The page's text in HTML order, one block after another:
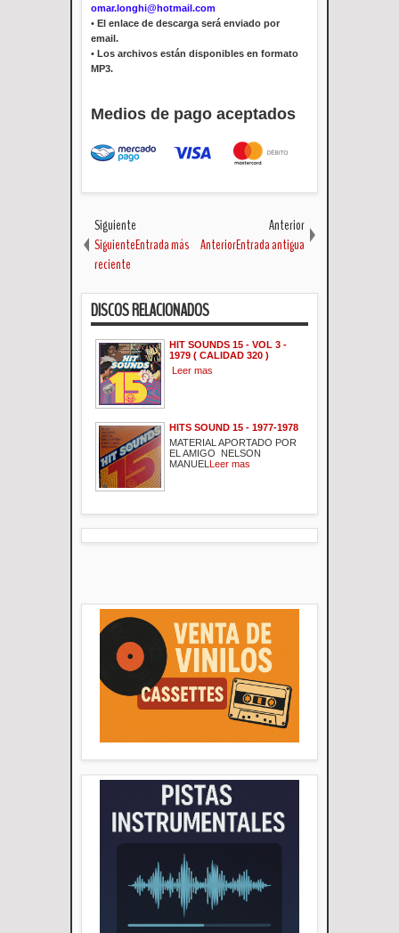
omar.longhi@hotmail.com
• El enlace de descarga será enviado por
email.
• Los archivos están disponibles en formato
MP3.
Medios de pago aceptados
Siguiente
SiguienteEntrada más
reciente
Anterior
AnteriorEntrada antigua
DISCOS RELACIONADOS
HIT SOUNDS 15 - VOL 3 -
1979 ( CALIDAD 320 )
Leer mas
HITS SOUND 15 - 1977-1978
MATERIAL APORTADO POR
EL AMIGO NELSON
MANUEL
Leer mas